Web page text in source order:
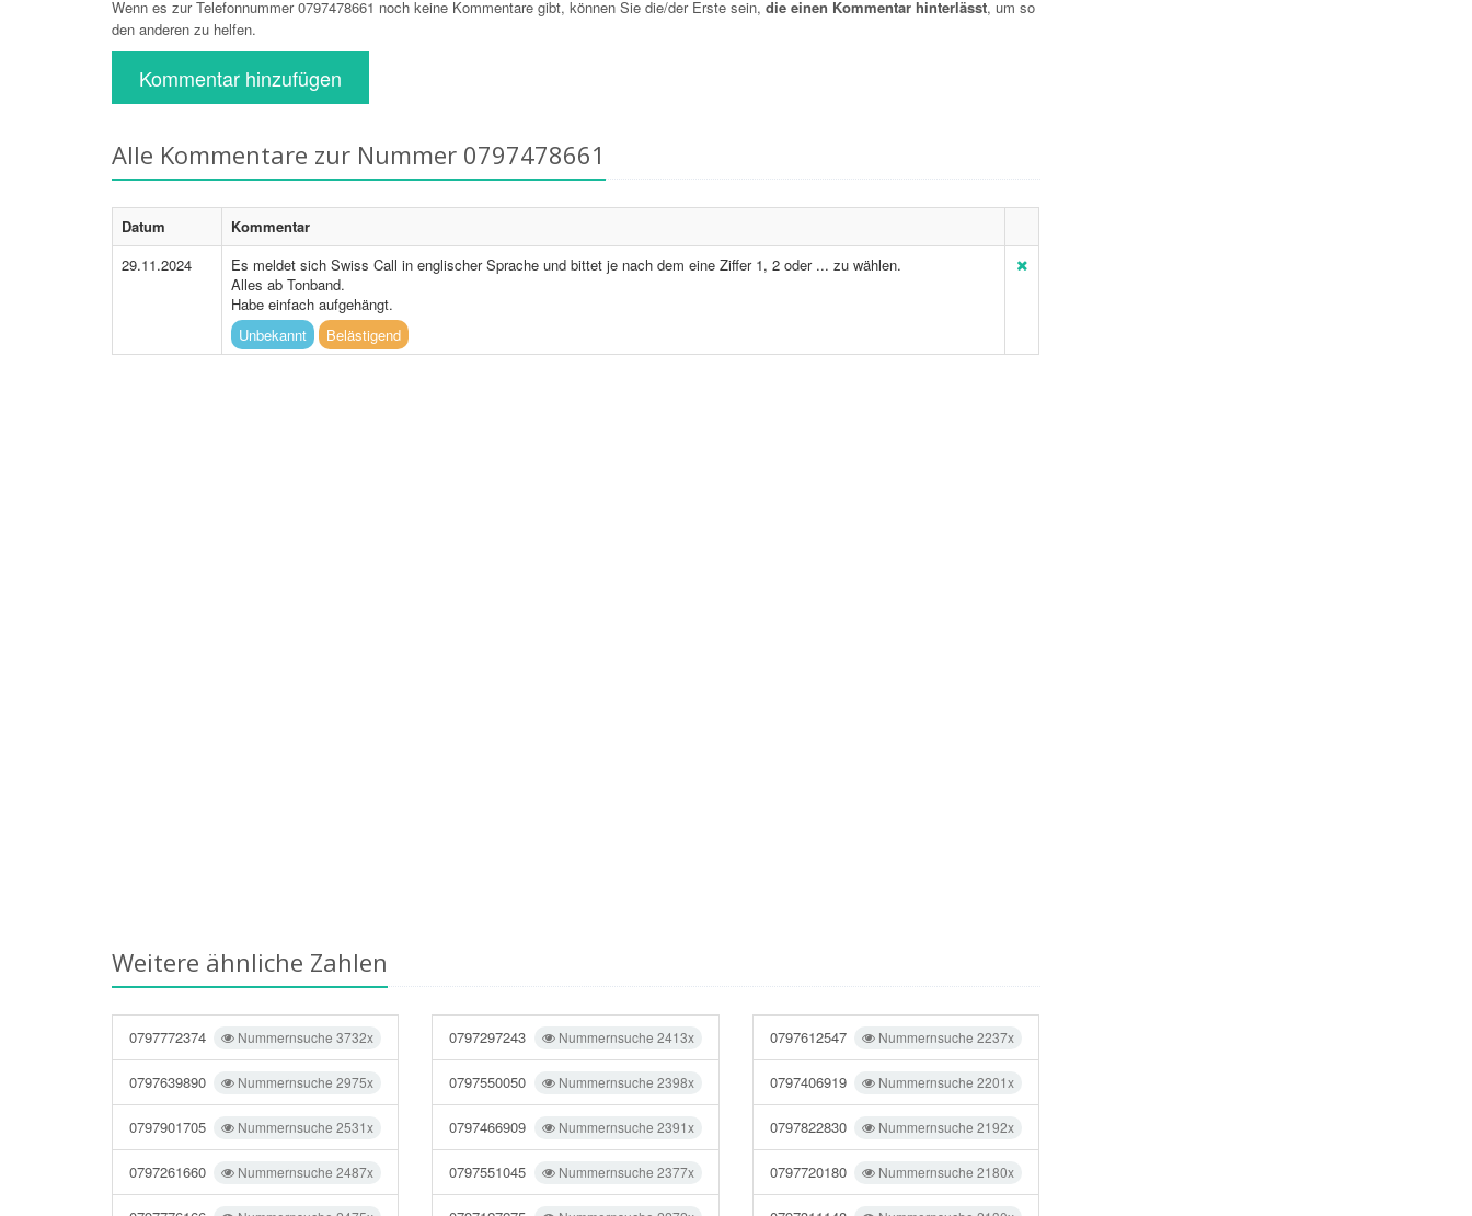
Wenn es zur Telefonnummer 0797478661 noch keine Kommentare gibt, können Sie die/der Erste sein, die einen Kommentar hinterlässt, um so
den anderen zu helfen.
Kommentar hinzufügen
Alle Kommentare zur Nummer 0797478661
Datum
Kommentar
29.11.2024
Es meldet sich Swiss Call in englischer Sprache und bittet je nach dem eine Ziffer 1, 2 oder ... zu wählen.
Alles ab Tonband.
Habe einfach aufgehängt.
Unbekannt
Belästigend
Weitere ähnliche Zahlen
Nummernsuche 3732x
0797772374
Nummernsuche 2975x
0797639890
Nummernsuche 2531x
0797901705
Nummernsuche 2487x
0797261660
Nummernsuche 2413x
0797297243
Nummernsuche 2398x
0797550050
Nummernsuche 2391x
0797466909
Nummernsuche 2377x
0797551045
Nummernsuche 2237x
0797612547
Nummernsuche 2201x
0797406919
Nummernsuche 2192x
0797822830
Nummernsuche 2180x
0797720180